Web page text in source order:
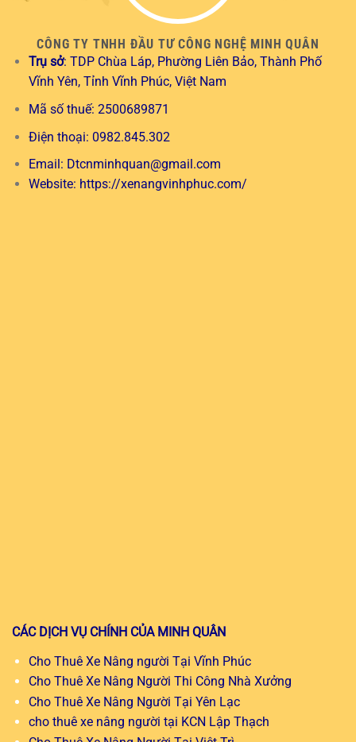
CÔNG TY TNHH ĐẦU TƯ CÔNG NGHỆ MINH QUÂN
Trụ sở: TDP Chùa Láp, Phường Liên Bảo, Thành Phố
Vĩnh Yên, Tỉnh Vĩnh Phúc, Việt Nam
Mã số thuế: 2500689871
Điện thoại: 0982.845.302
Email: Dtcnminhquan@gmail.com
Website: https://xenangvinhphuc.com/
CÁC DỊCH VỤ CHÍNH CỦA MINH QUÂN
Cho Thuê Xe Nâng người Tại Vĩnh Phúc
Cho Thuê Xe Nâng Người Thi Công Nhà Xưởng
Cho Thuê Xe Nâng Người Tại Yên Lạc
cho thuê xe nâng người tại KCN Lập Thạch